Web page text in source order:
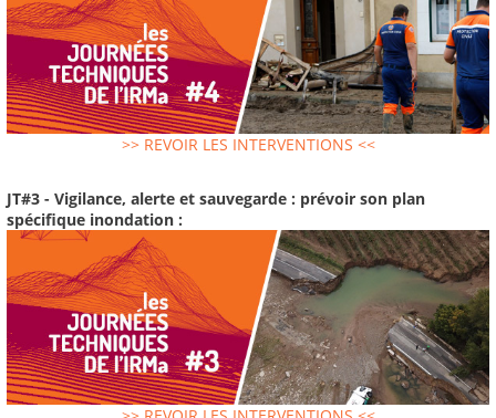
>> REVOIR LES INTERVENTIONS <<
JT#3 - Vigilance, alerte et sauvegarde : prévoir son plan
spécifique inondation :